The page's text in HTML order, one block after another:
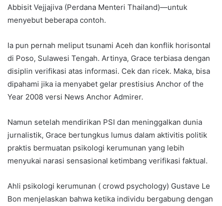
Abbisit Vejjajiva (Perdana Menteri Thailand)—untuk
menyebut beberapa contoh.
Ia pun pernah meliput tsunami Aceh dan konflik horisontal
di Poso, Sulawesi Tengah. Artinya, Grace terbiasa dengan
disiplin verifikasi atas informasi. Cek dan ricek. Maka, bisa
dipahami jika ia menyabet gelar prestisius Anchor of the
Year 2008 versi News Anchor Admirer.
Namun setelah mendirikan PSI dan meninggalkan dunia
jurnalistik, Grace bertungkus lumus dalam aktivitis politik
praktis bermuatan psikologi kerumunan yang lebih
menyukai narasi sensasional ketimbang verifikasi faktual.
Ahli psikologi kerumunan ( crowd psychology) Gustave Le
Bon menjelaskan bahwa ketika individu bergabung dengan